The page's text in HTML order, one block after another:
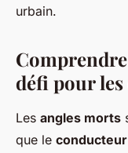
urbain.
défi pour
Les angles morts
que le conducteur